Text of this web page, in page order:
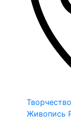
Творчество
Живопись